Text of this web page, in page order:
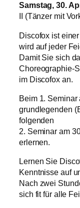
Samstag, 30.
II (Tänzer mit
Discofox ist
wird auf jeder
Damit Sie sich
Choreographie-
im Discofox an.
Beim 1. Seminar
grundlegenden
folgenden
2. Seminar am
erlernen.
Lernen Sie
Kenntnisse auf
Nach zwei
sich fit für alle